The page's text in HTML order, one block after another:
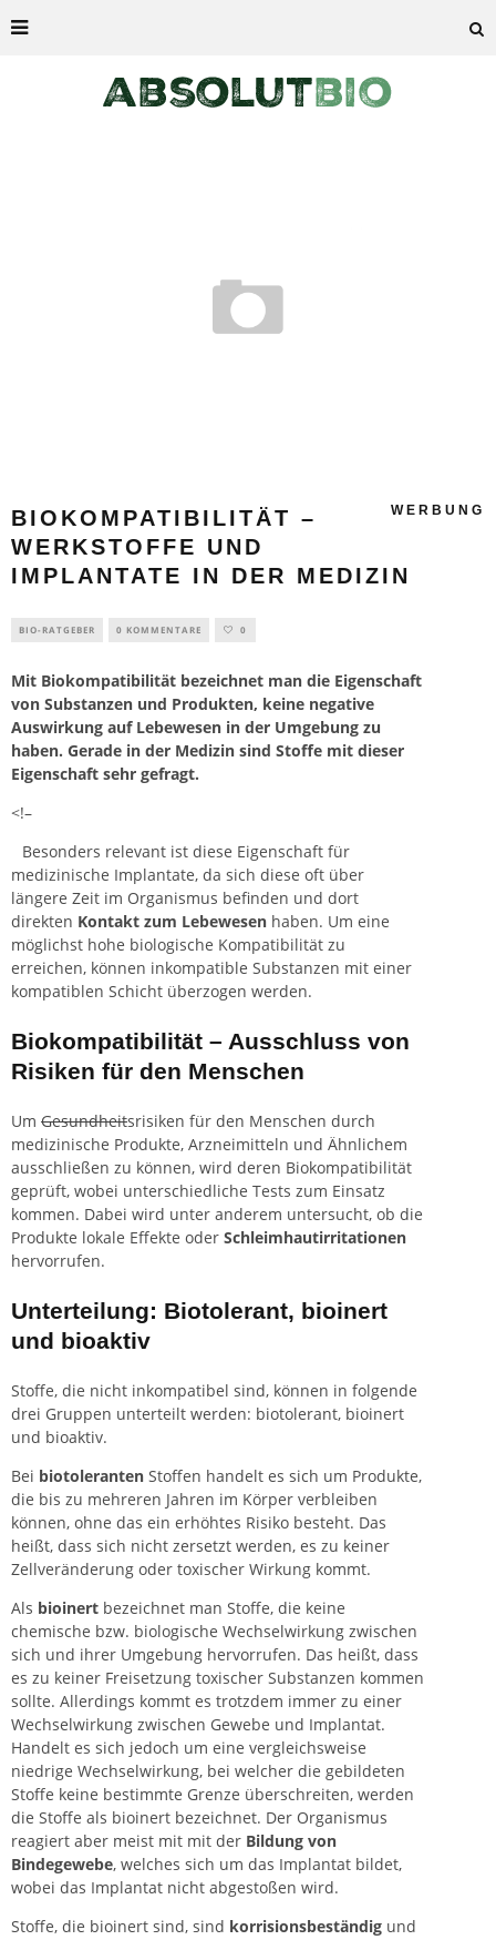
BIOKOMPATIBILITÄT –
WERKSTOFFE UND
IMPLANTATE IN DER MEDIZIN
WERBUNG
BIO-RATGEBER 0 KOMMENTARE 0
Mit Biokompatibilität bezeichnet man die Eigenschaft
von Substanzen und Produkten, keine negative
Auswirkung auf Lebewesen in der Umgebung zu
haben. Gerade in der Medizin sind Stoffe mit dieser
Eigenschaft sehr gefragt.
<!–
Besonders relevant ist diese Eigenschaft für
medizinische Implantate, da sich diese oft über
längere Zeit im Organismus befinden und dort
direkten Kontakt zum Lebewesen haben. Um eine
möglichst hohe biologische Kompatibilität zu
erreichen, können inkompatible Substanzen mit einer
kompatiblen Schicht überzogen werden.
Biokompatibilität – Ausschluss von
Risiken für den Menschen
Um Gesundheitsrisiken für den Menschen durch
medizinische Produkte, Arzneimitteln und Ähnlichem
ausschließen zu können, wird deren Biokompatibilität
geprüft, wobei unterschiedliche Tests zum Einsatz
kommen. Dabei wird unter anderem untersucht, ob die
Produkte lokale Effekte oder Schleimhautirritationen
hervorrufen.
Unterteilung: Biotolerant, bioinert
und bioaktiv
Stoffe, die nicht inkompatibel sind, können in folgende
drei Gruppen unterteilt werden: biotolerant, bioinert
und bioaktiv.
Bei biotoleranten Stoffen handelt es sich um Produkte,
die bis zu mehreren Jahren im Körper verbleiben
können, ohne das ein erhöhtes Risiko besteht. Das
heißt, dass sich nicht zersetzt werden, es zu keiner
Zellveränderung oder toxischer Wirkung kommt.
Als bioinert bezeichnet man Stoffe, die keine
chemische bzw. biologische Wechselwirkung zwischen
sich und ihrer Umgebung hervorrufen. Das heißt, dass
es zu keiner Freisetzung toxischer Substanzen kommen
sollte. Allerdings kommt es trotzdem immer zu einer
Wechselwirkung zwischen Gewebe und Implantat.
Handelt es sich jedoch um eine vergleichsweise
niedrige Wechselwirkung, bei welcher die gebildeten
Stoffe keine bestimmte Grenze überschreiten, werden
die Stoffe als bioinert bezeichnet. Der Organismus
reagiert aber meist mit mit der Bildung von
Bindegewebe, welches sich um das Implantat bildet,
wobei das Implantat nicht abgestoßen wird.
Stoffe, die bioinert sind, sind korrisionsbeständig und